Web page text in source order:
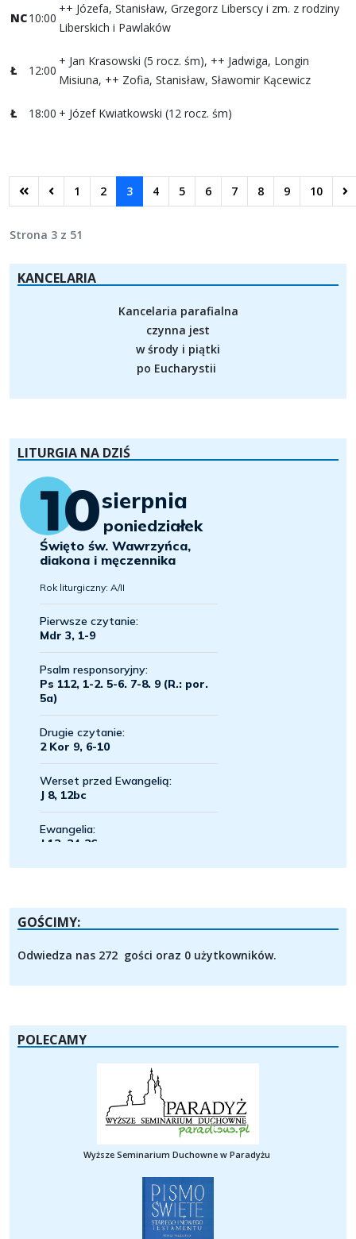
NC10:00
++ Józefa, Stanisław, Grzegorz Liberscy i zm. z rodziny
Liberskich i Pawlaków
Ł 12:00
+ Jan Krasowski (5 rocz. śm), ++ Jadwiga, Longin
Misiuna, ++ Zofia, Stanisław, Sławomir Kącewicz
Ł 18:00 + Józef Kwiatkowski (12 rocz. śm)
1 2 3 4 5 6 7 8 9 10
Strona 3 z 51
KANCELARIA
Kancelaria parafialna
czynna jest
w środy i piątki
po Eucharystii
LITURGIA NA DZIŚ
GOŚCIMY:
Odwiedza nas 272 gości oraz 0 użytkowników.
POLECAMY
Wyższe Seminarium Duchowne w Paradyżu